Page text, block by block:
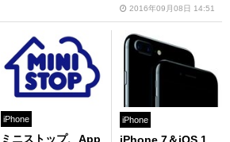
2016年09月08日 14:51
iPhone
ミニストップ、App
iPhone